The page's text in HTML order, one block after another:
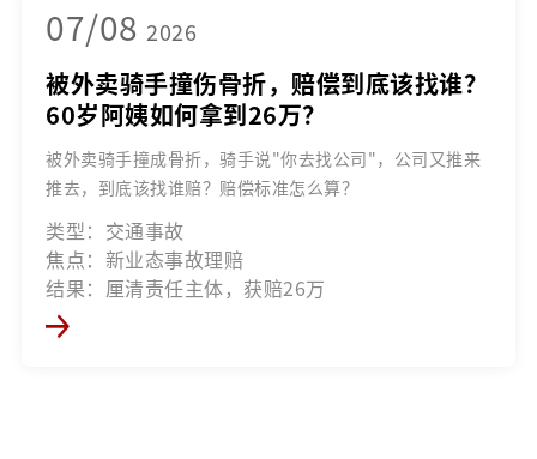
07/08 2026
被外卖骑手撞伤骨折，赔偿到底该找谁？
60岁阿姨如何拿到26万？
被外卖骑手撞成骨折，骑手说"你去找公司"，公司又推来
推去，到底该找谁赔？赔偿标准怎么算？
类型：交通事故
焦点：新业态事故理赔
结果：厘清责任主体，获赔26万